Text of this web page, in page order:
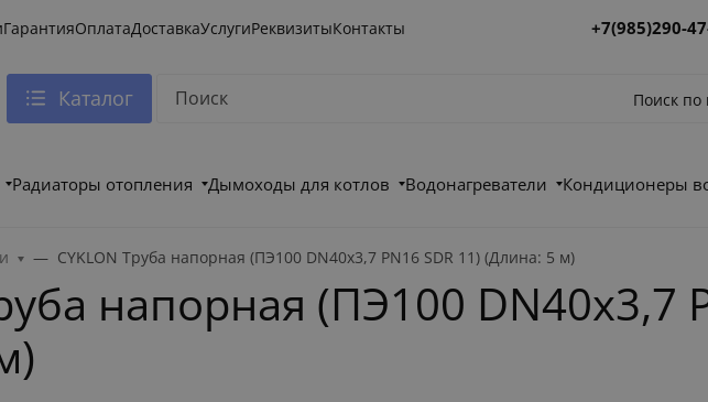
ГарантияОплатаДоставкаУслугиРеквизитыКонтакты +7(985)290-
Каталог Поиск по
Радиаторы отопления Дымоходы для котлов Водонагреватели Кондиционеры
CYKLON Труба напорная (ПЭ100 DN40х3,7 PN16 SDR 11) (Длина: 5 м)
напорная (ПЭ100 DN40х3,7